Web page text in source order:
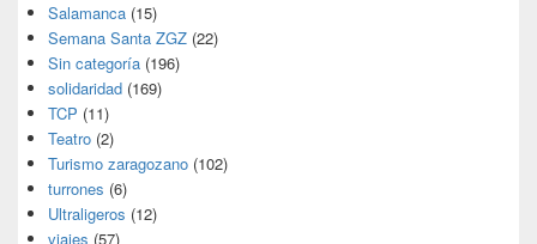
Salamanca (15)
Semana Santa ZGZ (22)
Sin categoría (196)
solidaridad (169)
TCP (11)
Teatro (2)
Turismo zaragozano (102)
turrones (6)
Ultraligeros (12)
viajes (57)